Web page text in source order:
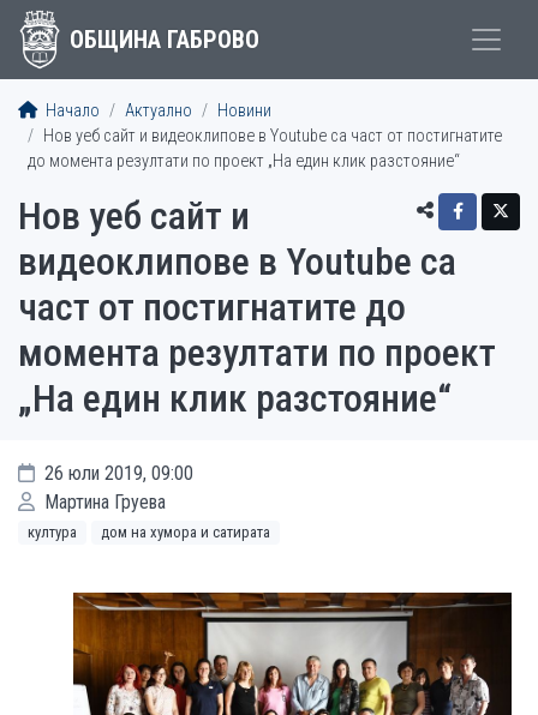
ОБЩИНА ГАБРОВО
Начало Актуално
Новини
Нов уеб сайт и видеоклипове в Youtubе са част от постигнатите
до момента резултати по проект „На един клик разстояние“
Нов уеб сайт и
видеоклипове в Youtubе са
част от постигнатите до
момента резултати по проект
„На един клик разстояние“
26 юли 2019, 09:00
Мартина Груева
култура дом на хумора и сатирата